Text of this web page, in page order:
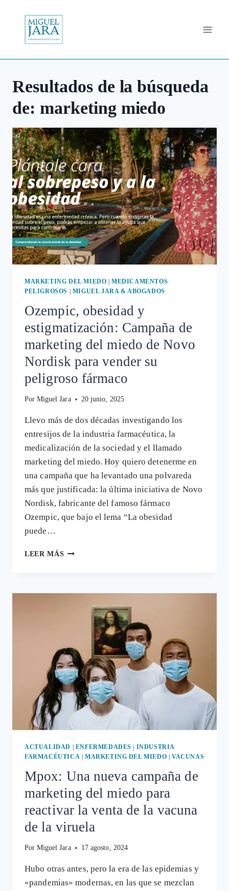
contenido
Resultados de la búsqueda
de: marketing miedo
MARKETING DEL MIEDO |MEDICAMENTOS
PELIGROSOS | MIGUEL JARA & ABOGADOS
Ozempic, obesidad y
estigmatización: Campaña de
marketing del miedo de Novo
Nordisk para vender su
peligroso fármaco
Por Miguel Jara 20 junio, 2025
Llevo más de dos décadas investigando los
entresijos de la industria farmacéutica, la
medicalización de la sociedad y el llamado
marketing del miedo. Hoy quiero detenerme en
una campaña que ha levantado una polvareda
más que justificada: la última iniciativa de Novo
Nordisk, fabricante del famoso fármaco
Ozempic, que bajo el lema “La obesidad
puede…
LEER MÁS OZEMPIC,
CAMPAÑA
MARKETING
DE
NOVO
NORDISK
PARA
VENDER
PELIGROSO
ACTUALIDAD | ENFERMEDADES | INDUSTRIA
FARMACÉUTICA | MARKETING DEL MIEDO |VACUNAS
Mpox: Una nueva campaña de
marketing del miedo para
reactivar la venta de la vacuna
de la viruela
Por Miguel Jara 17 agosto, 2024
Hubo otras antes, pero la era de las epidemias y
«pandemias» modernas, en las que se mezclan